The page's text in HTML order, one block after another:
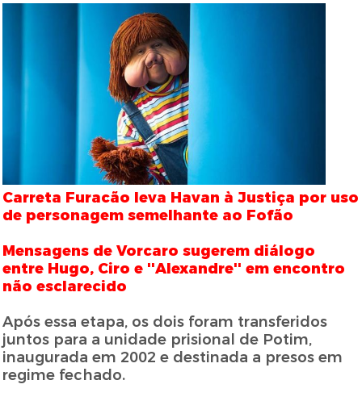
Carreta Furacão leva Havan à Justiça por uso
de personagem semelhante ao Fofão
Mensagens de Vorcaro sugerem diálogo
entre Hugo, Ciro e ''Alexandre'' em encontro
não esclarecido
Após essa etapa, os dois foram transferidos
juntos para a unidade prisional de Potim,
inaugurada em 2002 e destinada a presos em
regime fechado.